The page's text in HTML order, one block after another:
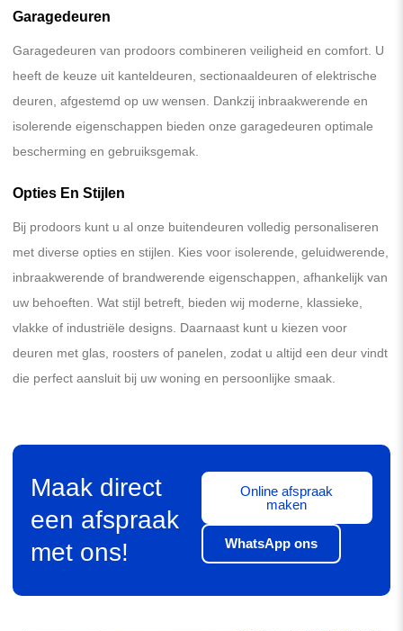
Garagedeuren
Garagedeuren van prodoors combineren veiligheid en comfort. U
heeft de keuze uit kanteldeuren, sectionaaldeuren of elektrische
deuren, afgestemd op uw wensen. Dankzij inbraakwerende en
isolerende eigenschappen bieden onze garagedeuren optimale
bescherming en gebruiksgemak.
Opties En Stijlen
Bij prodoors kunt u al onze buitendeuren volledig personaliseren
met diverse opties en stijlen. Kies voor isolerende, geluidwerende,
inbraakwerende of brandwerende eigenschappen, afhankelijk van
uw behoeften. Wat stijl betreft, bieden wij moderne, klassieke,
vlakke of industriële designs. Daarnaast kunt u kiezen voor
deuren met glas, roosters of panelen, zodat u altijd een deur vindt
die perfect aansluit bij uw woning en persoonlijke smaak.
Maak direct
een afspraak
met ons!
Online afspraak
maken
WhatsApp ons